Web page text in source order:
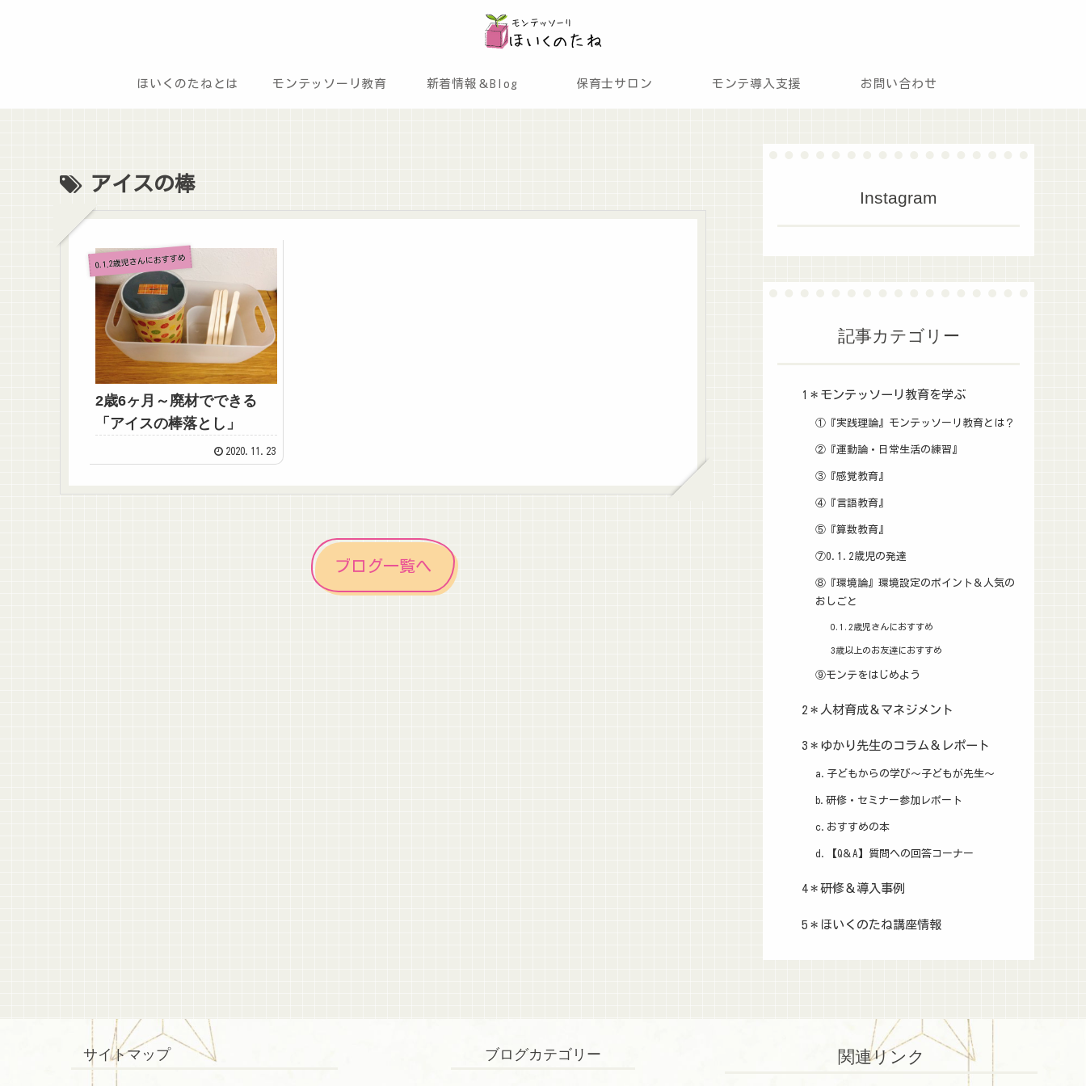
ほいくのたねとは モンテッソーリ教育 新着情報＆Blog 保育士サロン モンテ導入支援 お問い合わせ
アイスの棒
0.1.2歳児さんにおすすめ
2歳6ヶ月～廃材でできる
「アイスの棒落とし」
2020.11.23
ブログ一覧へ
Instagram
記事カテゴリー
1＊モンテッソーリ教育を学ぶ
①『実践理論』モンテッソーリ教育とは？
②『運動論・日常生活の練習』
③『感覚教育』
④『言語教育』
⑤『算数教育』
⑦0.1.2歳児の発達
⑧『環境論』環境設定のポイント＆人気の
おしごと
0.1.2歳児さんにおすすめ
3歳以上のお友達におすすめ
⑨モンテをはじめよう
2＊人材育成＆マネジメント
3＊ゆかり先生のコラム＆レポート
a.子どもからの学び～子どもが先生～
b.研修・セミナー参加レポート
c.おすすめの本
d.【Q＆A】質問への回答コーナー
4＊研修＆導入事例
5＊ほいくのたね講座情報
サイトマップ ブログカテゴリー 関連リンク